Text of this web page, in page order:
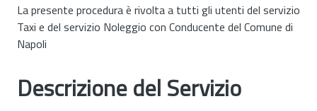
La presente procedura è rivolta a tutti gli utenti del servizio
Taxi e del servizio Noleggio con Conducente del Comune di
Napoli
Descrizione del Servizio